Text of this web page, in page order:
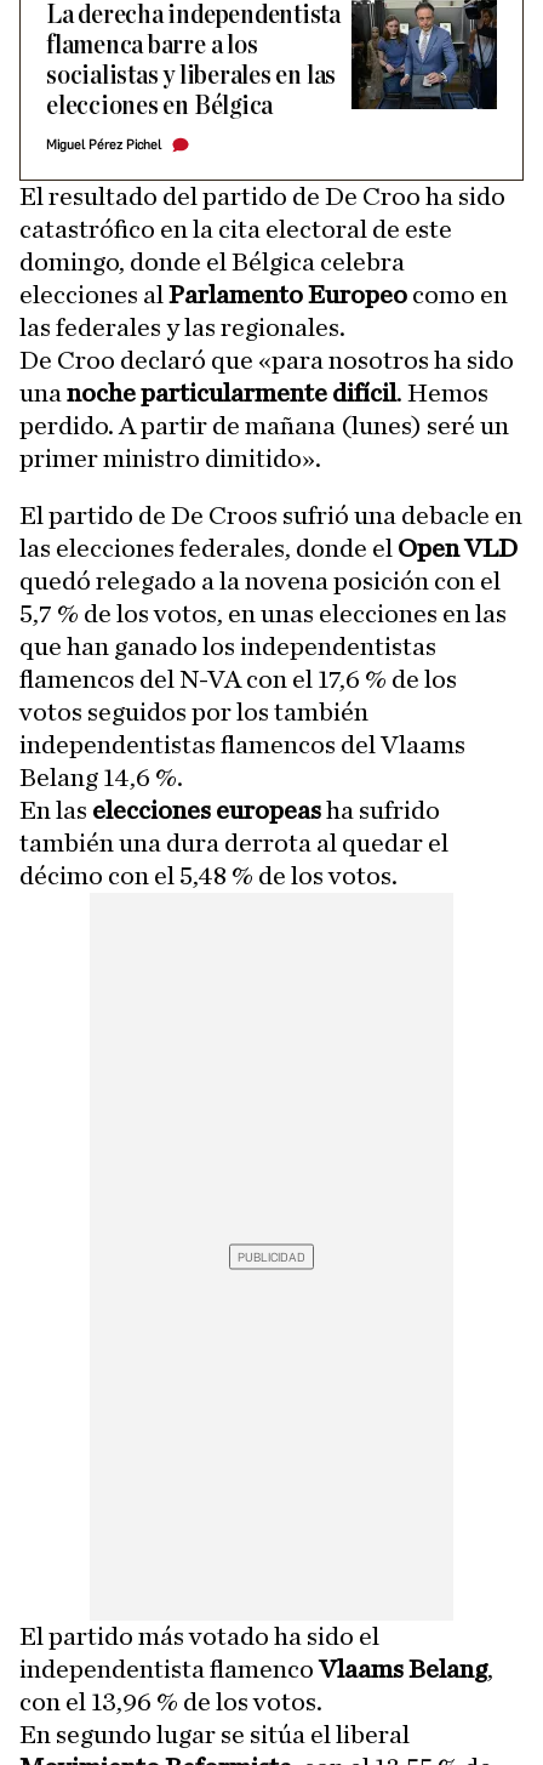
La derecha independentista
flamenca barre a los
socialistas y liberales en las
elecciones en Bélgica
Miguel Pérez Pichel
El resultado del partido de De Croo ha sido
catastrófico en la cita electoral de este
domingo, donde el Bélgica celebra
elecciones al Parlamento Europeo como en
las federales y las regionales.
De Croo declaró que «para nosotros ha sido
una noche particularmente difícil. Hemos
perdido. A partir de mañana (lunes) seré un
primer ministro dimitido».
El partido de De Croos sufrió una debacle en
las elecciones federales, donde el Open VLD
quedó relegado a la novena posición con el
5,7 % de los votos, en unas elecciones en las
que han ganado los independentistas
flamencos del N-VA con el 17,6 % de los
votos seguidos por los también
independentistas flamencos del Vlaams
Belang 14,6 %.
En las elecciones europeasha sufrido
también una dura derrota al quedar el
décimo con el 5,48 % de los votos.
El partido más votado ha sido el
independentista flamencoVlaams Belang,
con el 13,96 % de los votos.
En segundo lugar se sitúa el liberal